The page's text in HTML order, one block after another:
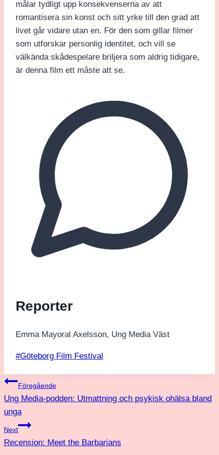
målar tydligt upp konsekvenserna av att
romantisera sin konst och sitt yrke till den grad att
livet går vidare utan en. För den som gillar filmer
som utforskar personlig identitet, och vill se
välkända skådespelare briljera som aldrig tidigare,
är denna film ett måste att se.
Reporter
Emma Mayoral Axelsson, Ung Media Väst
Post
#Göteborg Film Festival
Inläggsnavigering
Föregående
Ung Media-podden: Utmattning och psykisk ohälsa bland
unga
Next
Recension: Meet the Barbarians